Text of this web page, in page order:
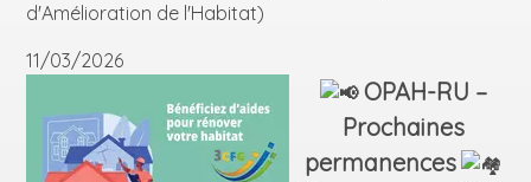
d'Amélioration de l'Habitat)
11/03/2026
OPAH-RU –
Prochaines
permanences